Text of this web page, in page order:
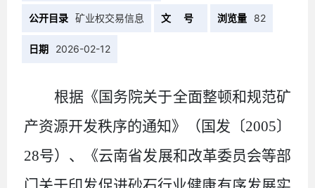
公开目录 矿业权交易信息 文 号 浏览量 82
日期 2026-02-12
根据《国务院关于全面整顿和规范矿
产资源开发秩序的通知》（国发〔2005〕
28号）、《云南省发展和改革委员会等部